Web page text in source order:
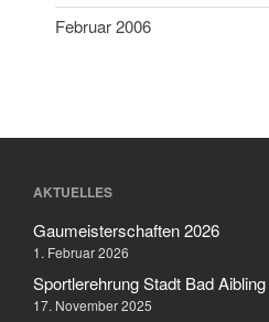
Februar 2006
AKTUELLES
Gaumeisterschaften 2026
1. Februar 2026
Sportlerehrung Stadt Bad Aibling
17. November 2025